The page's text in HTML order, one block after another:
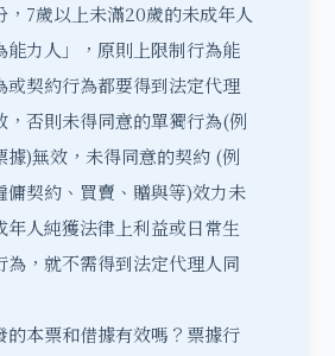
，7歲以上未滿20歲的未成年人
能力人 」，原則上限制行為能
或契約行為都要得到法定代理
，否則未得同意的單獨行為(例
據)無效，未得同意的契約 (例
傭契約、買賣、贈與等)效力未
年人純獲法律上利益或日常生
為，就不需得到法定代理人同
的本票和借據有效嗎？票據行